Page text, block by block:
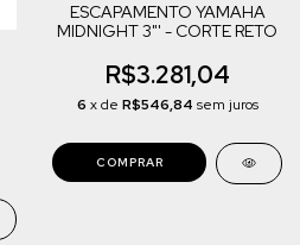
ESCAPAMENTO YAMAHA
MIDNIGHT 3"' - CORTE RETO
R$3.281,04
6 x de R$546,84 sem juros
COMPRAR